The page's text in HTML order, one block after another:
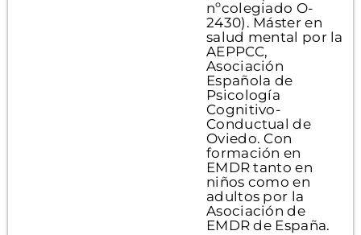
nºcolegiado O-
2430). Máster en
salud mental por la
AEPPCC,
Asociación
Española de
Psicología
Cognitivo-
Conductual de
Oviedo. Con
formación en
EMDR tanto en
niños como en
adultos por la
Asociación de
EMDR de España.